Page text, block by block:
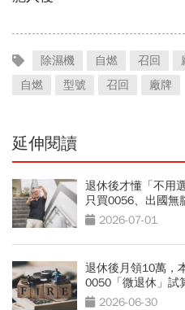
除濕機 自燃 召回
自燃
型號 召回 廠牌
延伸閱讀
退休後才懂「不用
只買0056、出國無
2026-07-01
退休後月領10萬，
0050「微退休」試
公開2026-06-30